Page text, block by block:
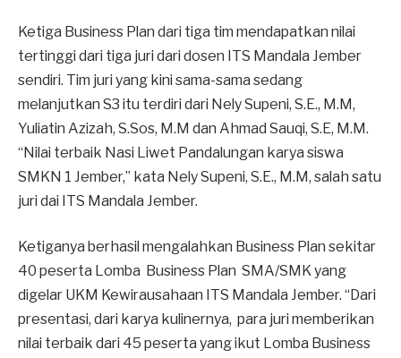
Ketiga Business Plan dari tiga tim mendapatkan nilai
tertinggi dari tiga juri dari dosen ITS Mandala Jember
sendiri. Tim juri yang kini sama-sama sedang
melanjutkan S3 itu terdiri dari Nely Supeni, S.E., M.M,
Yuliatin Azizah, S.Sos, M.M dan Ahmad Sauqi, S.E, M.M.
“Nilai terbaik Nasi Liwet Pandalungan karya siswa
SMKN 1 Jember,” kata Nely Supeni, S.E., M.M, salah satu
juri dai ITS Mandala Jember.
Ketiganya berhasil mengalahkan Business Plan sekitar
40 peserta Lomba Business Plan SMA/SMK yang
digelar UKM Kewirausahaan ITS Mandala Jember. “Dari
presentasi, dari karya kulinernya, para juri memberikan
nilai terbaik dari 45 peserta yang ikut Lomba Business